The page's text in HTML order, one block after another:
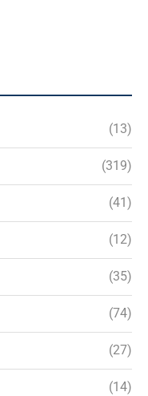
(13)
(319)
(41)
(12)
(35)
(74)
(27)
(14)